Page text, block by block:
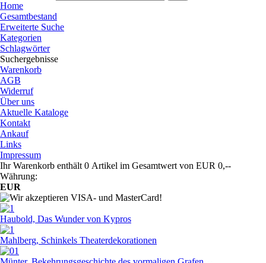
Home
Gesamtbestand
Erweiterte Suche
Kategorien
Schlagwörter
Suchergebnisse
Warenkorb
AGB
Widerruf
Über uns
Aktuelle Kataloge
Kontakt
Ankauf
Links
Impressum
Ihr Warenkorb enthält 0 Artikel im Gesamtwert von EUR 0,--
Währung:
EUR
Haubold, Das Wunder von Kypros
Mahlberg, Schinkels Theaterdekorationen